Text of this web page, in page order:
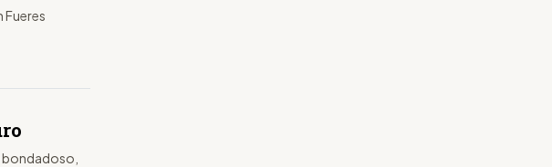
Fueres
bondadoso,